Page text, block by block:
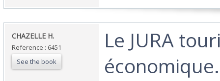
‎CHAZELLE H.‎
Reference : 6451
See the book
‎Le JURA